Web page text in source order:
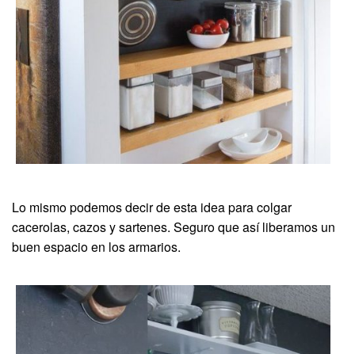
Lo mismo podemos decir de esta idea para colgar
cacerolas, cazos y sartenes. Seguro que así liberamos un
buen espacio en los armarios.